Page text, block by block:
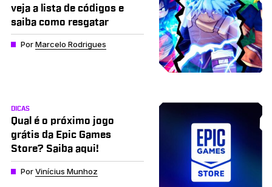
veja a lista de códigos e
saiba como resgatar
PorMarcelo Rodrigues
DICAS
Qual é o próximo jogo
grátis da Epic Games
Store? Saiba aqui!
PorVinícius Munhoz